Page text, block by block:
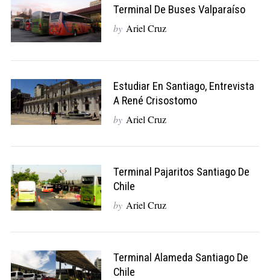
Terminal De Buses Valparaíso
by Ariel Cruz
Estudiar En Santiago, Entrevista
A René Crisostomo
by Ariel Cruz
Terminal Pajaritos Santiago De
Chile
by Ariel Cruz
Terminal Alameda Santiago De
Chile